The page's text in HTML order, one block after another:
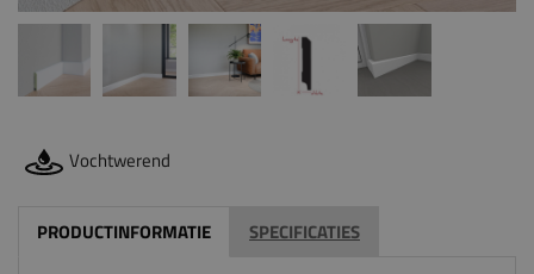
Vochtwerend
PRODUCTINFORMATIE SPECIFICATIES